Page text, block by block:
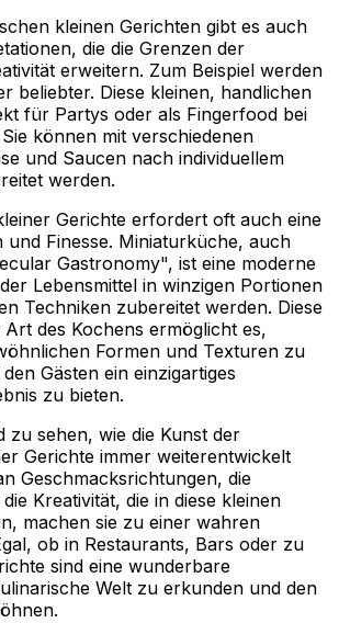
kleinen Gerichten gibt es auch
die die Grenzen der
erweitern. Zum Beispiel werden
beliebter. Diese kleinen, handlichen
für Partys oder als Fingerfood bei
können mit verschiedenen
und Saucen nach individuellem
werden.
Gerichte erfordert oft auch eine
und Finesse. Miniaturküche, auch
Gastronomy", ist eine moderne
Lebensmittel in winzigen Portionen
Techniken zubereitet werden. Diese
des Kochens ermöglicht es,
Formen und Texturen zu
Gästen ein einzigartiges
zu bieten.
zu sehen, wie die Kunst der
Gerichte immer weiterentwickelt
Geschmacksrichtungen, die
Kreativität, die in diese kleinen
machen sie zu einer wahren
ob in Restaurants, Bars oder zu
sind eine wunderbare
Welt zu erkunden und den